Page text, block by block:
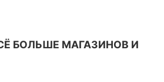
БОЛЬШЕ МАГАЗИНОВ И